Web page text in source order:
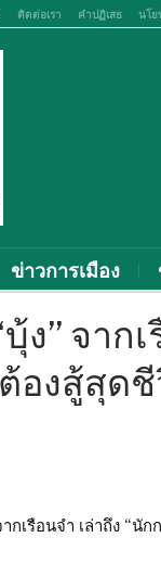
ติดต่อเรา คำปฏิเสธ นโย
ข่าวการเมือง
” จาก
องสู้สุด
กเรือนจำ เล่าถึง “นั